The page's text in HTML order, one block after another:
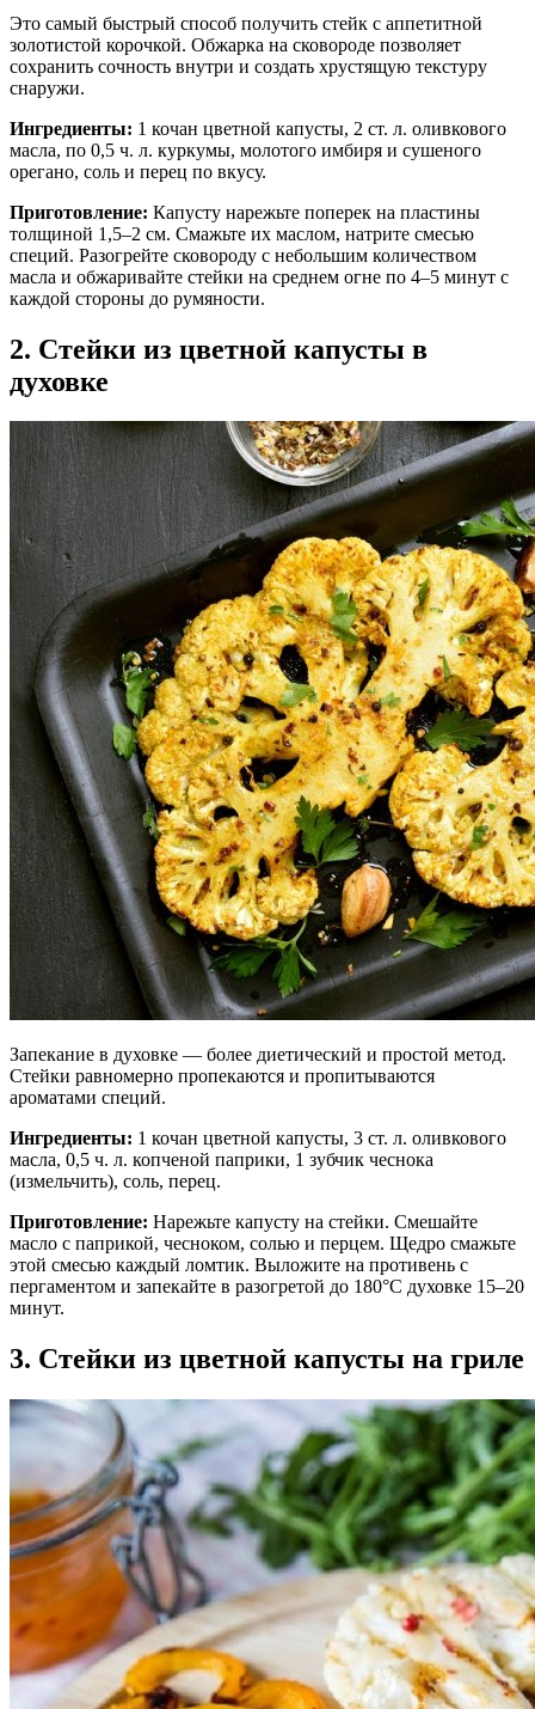
Это самый быстрый способ получить стейк с аппетитной
золотистой корочкой. Обжарка на сковороде позволяет
сохранить сочность внутри и создать хрустящую текстуру
снаружи.
Ингредиенты: 1 кочан цветной капусты, 2 ст. л. оливкового
масла, по 0,5 ч. л. куркумы, молотого имбиря и сушеного
орегано, соль и перец по вкусу.
Приготовление: Капусту нарежьте поперек на пластины
толщиной 1,5–2 см. Смажьте их маслом, натрите смесью
специй. Разогрейте сковороду с небольшим количеством
масла и обжаривайте стейки на среднем огне по 4–5 минут с
каждой стороны до румяности.
2. Стейки из цветной капусты в
духовке
Запекание в духовке — более диетический и простой метод.
Стейки равномерно пропекаются и пропитываются
ароматами специй.
Ингредиенты: 1 кочан цветной капусты, 3 ст. л. оливкового
масла, 0,5 ч. л. копченой паприки, 1 зубчик чеснока
(измельчить), соль, перец.
Приготовление: Нарежьте капусту на стейки. Смешайте
масло с паприкой, чесноком, солью и перцем. Щедро смажьте
этой смесью каждый ломтик. Выложите на противень с
пергаментом и запекайте в разогретой до 180°C духовке 15–20
минут.
3. Стейки из цветной капусты на гриле